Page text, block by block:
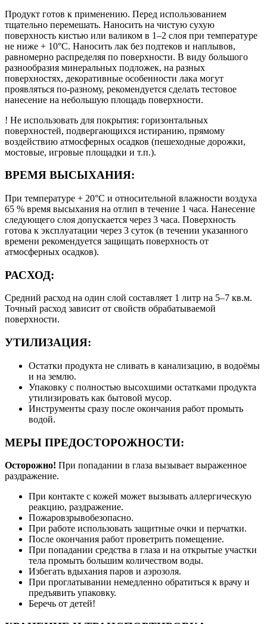
Продукт готов к применению. Перед использованием
тщательно перемешать. Наносить на чистую сухую
поверхность кистью или валиком в 1–2 слоя при температуре
не ниже + 10°С. Наносить лак без подтеков и наплывов,
равномерно распределяя по поверхности. В виду большого
разнообразия минеральных подложек, на разных
поверхностях, декоративные особенности лака могут
проявляться по-разному, рекомендуется сделать тестовое
нанесение на небольшую площадь поверхности.
! Не использовать для покрытия: горизонтальных
поверхностей, подвергающихся истиранию, прямому
воздействию атмосферных осадков (пешеходные дорожки,
мостовые, игровые площадки и т.п.).
ВРЕМЯ ВЫСЫХАНИЯ:
При температуре + 20°С и относительной влажности воздуха
65 % время высыхания на отлип в течение 1 часа. Нанесение
следующего слоя допускается через 3 часа. Поверхность
готова к эксплуатации через 3 суток (в течении указанного
времени рекомендуется защищать поверхность от
атмосферных осадков).
РАСХОД:
Средний расход на один слой составляет 1 литр на 5–7 кв.м.
Точный расход зависит от свойств обрабатываемой
поверхности.
УТИЛИЗАЦИЯ:
Остатки продукта не сливать в канализацию, в водоёмы
и на землю.
Упаковку с полностью высохшими остатками продукта
утилизировать как бытовой мусор.
Инструменты сразу после окончания работ промыть
водой.
МЕРЫ ПРЕДОСТОРОЖНОСТИ:
Осторожно! При попадании в глаза вызывает выраженное
раздражение.
При контакте с кожей может вызывать аллергическую
реакцию, раздражение.
Пожаровзрывобезопасно.
При работе использовать защитные очки и перчатки.
После окончания работ проветрить помещение.
При попадании средства в глаза и на открытые участки
тела промыть большим количеством воды.
Избегать вдыхания паров и аэрозоля.
При проглатывании немедленно обратиться к врачу и
предъявить упаковку.
Беречь от детей!